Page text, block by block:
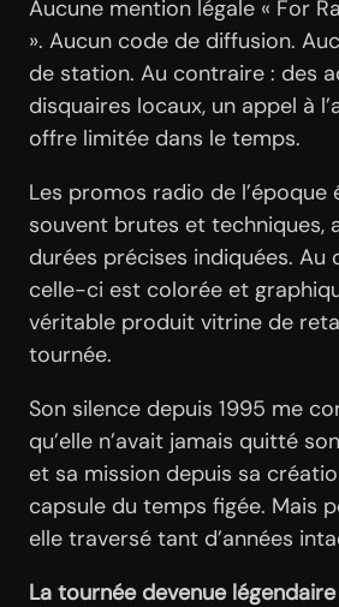
Aucune mention légale « For
». Aucun code de diffusion.
de station. Au contraire : des
disquaires locaux, un appel à
offre limitée dans le temps.
Les promos radio de l’époque
souvent brutes et techniques,
durées précises indiquées. Au
celle-ci est colorée et
véritable produit vitrine de
tournée.
Son silence depuis 1995 me
qu’elle n’avait jamais quitté
et sa mission depuis sa
capsule du temps figée. Mais
elle traversé tant d’années
La tournée devenue légendaire